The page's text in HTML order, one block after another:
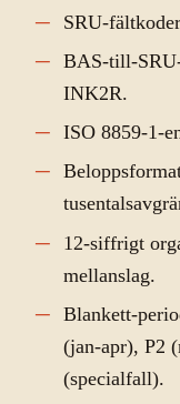
SRU-
BAS-till-
INK2R.
ISO 8859-1-
12-siffrigt
mellanslag.
Blankett-
(jan-apr), P2
(specialfall).